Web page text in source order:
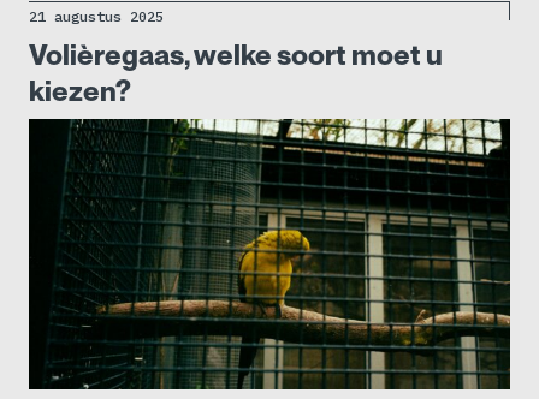
21 augustus 2025
Volièregaas, welke soort moet u
kiezen?